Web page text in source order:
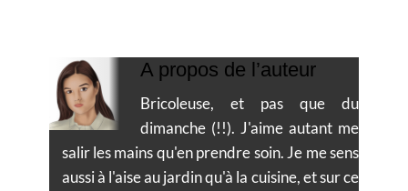
A propos de l’auteur
Bricoleuse, et pas que du
dimanche (!!). J'aime autant me
salir les mains qu'en prendre soin. Je me sens
aussi à l'aise au jardin qu'à la cuisine, et sur ce